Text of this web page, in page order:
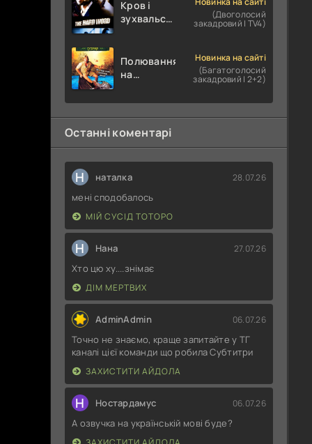
Кров і
зухвальство
(Двоголосий
закадровий | TV4)
Полювання
на
Сутичка
Новинка на сайті
(Багатоголосий
закадровий | 2+2)
Останні коментарі
Н наталка 28.07.26
мені сподобалось
МІЙ СУСІД ТОТОРО
Н Нана 27.07.26
Хто цю ху....знімає
ДІМ МЕРТВИХ
AdminAdmin 06.07.26
Точно не знаємо, краще запитайте у ТГ
каналі цієї команди що робила Субтитри
ЗАХИСТИТИ АЙДОЛА
Н Ностардамус 06.07.26
А озвучка на українській мові буде?